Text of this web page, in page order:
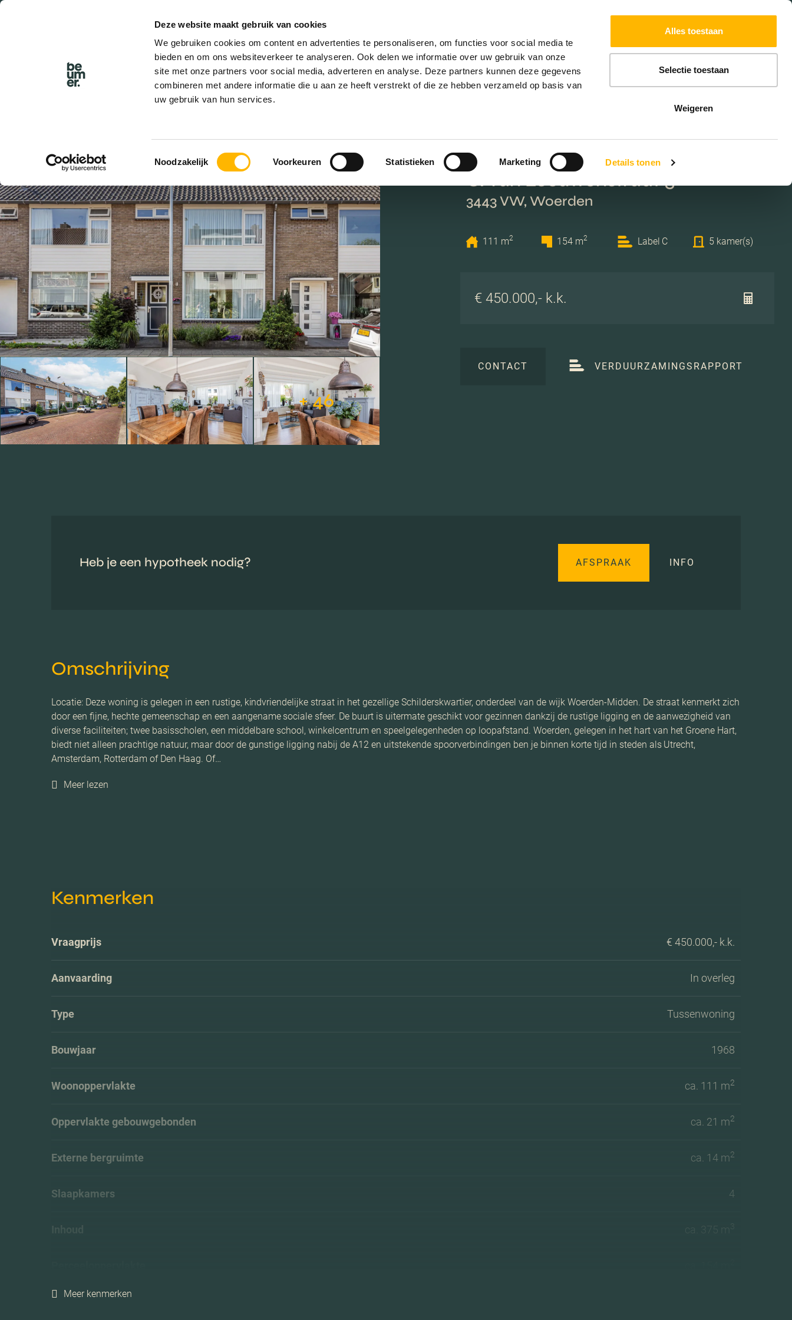
Deze website maakt gebruik van cookies
We gebruiken cookies om content en advertenties te personaliseren, om functies voor social media te
bieden en om ons websiteverkeer te analyseren. Ook delen we informatie over uw gebruik van onze
site met onze partners voor social media, adverteren en analyse. Deze partners kunnen deze gegevens
combineren met andere informatie die u aan ze heeft verstrekt of die ze hebben verzameld op basis van
uw gebruik van hun services.
Toestemmingsselectie
Noodzakelijk Voorkeuren Statistieken Marketing Details tonen
Alles toestaan
Selectie toestaan
Weigeren
+ 46
C. van Leeuwenstraat 5
3443 VW, Woerden
111 m2 154 m2 Label C 5 kamer(s)
€ 450.000,- k.k.
CONTACT VERDUURZAMINGSRAPPORT
Heb je een hypotheek nodig? AFSPRAAK INFO
Omschrijving
Locatie: Deze woning is gelegen in een rustige, kindvriendelijke straat in het gezellige Schilderskwartier, onderdeel van de wijk Woerden-Midden. De straat kenmerkt zich
door een fijne, hechte gemeenschap en een aangename sociale sfeer. De buurt is uitermate geschikt voor gezinnen dankzij de rustige ligging en de aanwezigheid van
diverse faciliteiten; twee basisscholen, een middelbare school, winkelcentrum en speelgelegenheden op loopafstand. Woerden, gelegen in het hart van het Groene Hart,
biedt niet alleen prachtige natuur, maar door de gunstige ligging nabij de A12 en uitstekende spoorverbindingen ben je binnen korte tijd in steden als Utrecht,
Amsterdam, Rotterdam of Den Haag. Of…
Meer lezen
Kenmerken
Vraagprijs € 450.000,- k.k.
Aanvaarding In overleg
Type Tussenwoning
Bouwjaar 1968
Woonoppervlakte ca. 111 m2
Oppervlakte gebouwgebonden ca. 21 m2
Externe bergruimte ca. 14 m2
Slaapkamers 4
ca. 375 m 3
Ligging tuin
Meer kenmerken